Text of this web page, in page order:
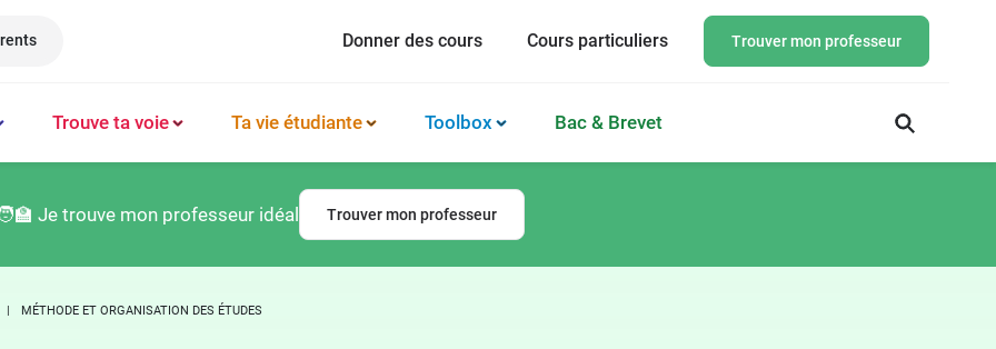
Donner des cours Cours particuliers Trouver mon professeur
Trouve ta voie Ta vie étudiante Toolbox Bac & Brevet
Je trouve mon professeur idéal Trouver mon professeur
MÉTHODE ET ORGANISATION DES ÉTUDES